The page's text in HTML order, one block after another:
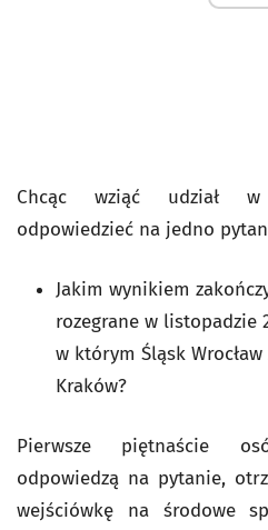
Chcąc wziąć udział w
odpowiedzieć na jedno
Jakim wynikiem
rozegrane w listopadzie
w którym Śląsk Wrocław
Kraków?
Pierwsze piętnaście
odpowiedzą na pytanie,
wejściówkę na środowe